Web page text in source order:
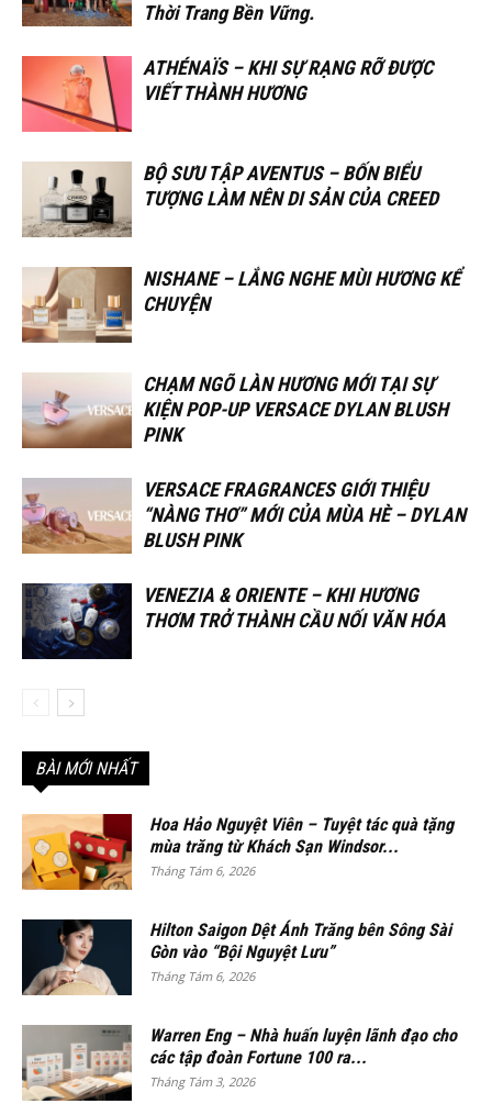
Thời Trang Bền Vững.
ATHÉNAÏS – KHI SỰ RẠNG RỠ ĐƯỢC
VIẾT THÀNH HƯƠNG
BỘ SƯU TẬP AVENTUS – BỐN BIỂU
TƯỢNG LÀM NÊN DI SẢN CỦA CREED
NISHANE – LẮNG NGHE MÙI HƯƠNG KỂ
CHUYỆN
CHẠM NGÕ LÀN HƯƠNG MỚI TẠI SỰ
KIỆN POP-UP VERSACE DYLAN BLUSH
PINK
VERSACE FRAGRANCES GIỚI THIỆU
“NÀNG THƠ” MỚI CỦA MÙA HÈ – DYLAN
BLUSH PINK
VENEZIA & ORIENTE – KHI HƯƠNG
THƠM TRỞ THÀNH CẦU NỐI VĂN HÓA
BÀI MỚI NHẤT
Hoa Hảo Nguyệt Viên – Tuyệt tác quà tặng
mùa trăng từ Khách Sạn Windsor...
Tháng Tám 6, 2026
Hilton Saigon Dệt Ánh Trăng bên Sông Sài
Gòn vào “Bội Nguyệt Lưu”
Tháng Tám 6, 2026
Warren Eng – Nhà huấn luyện lãnh đạo cho
các tập đoàn Fortune 100 ra...
Tháng Tám 3, 2026